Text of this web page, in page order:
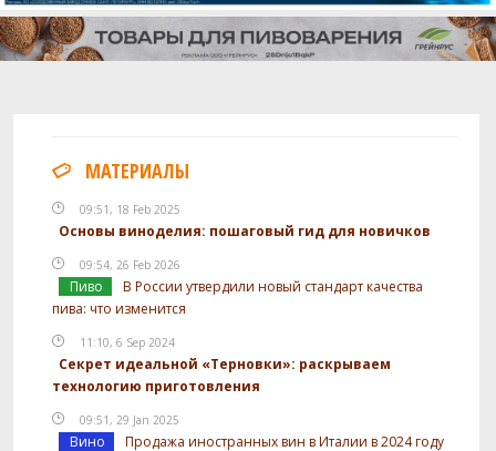
МАТЕРИАЛЫ
09:51, 18 Feb 2025
Основы виноделия: пошаговый гид для новичков
09:54, 26 Feb 2026
Пиво
В России утвердили новый стандарт качества
пива: что изменится
11:10, 6 Sep 2024
Секрет идеальной «Терновки»: раскрываем
технологию приготовления
09:51, 29 Jan 2025
Вино
Продажа иностранных вин в Италии в 2024 году